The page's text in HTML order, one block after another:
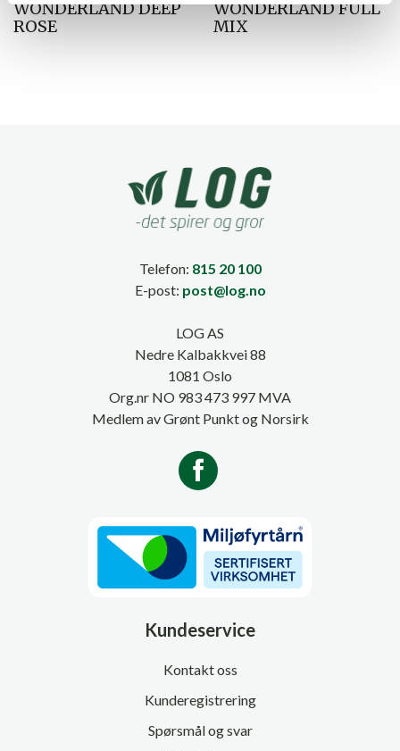
WONDERLAND DEEP
ROSE
WONDERLAND FULL
MIX
Telefon: 815 20 100
E-post: post@log.no
LOG AS
Nedre Kalbakkvei 88
1081 Oslo
Org.nr NO 983 473 997 MVA
Medlem av Grønt Punkt og Norsirk
Kundeservice
Kontakt oss
Kunderegistrering
Spørsmål og svar